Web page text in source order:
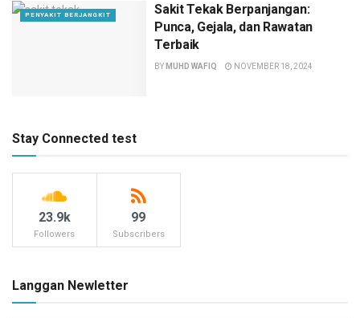
PENYAKIT BERJANGKIT
Sakit Tekak Berpanjangan:
Punca, Gejala, dan Rawatan
Terbaik
BY MUHD WAFIQ NOVEMBER 18, 2024
Stay Connected test
23.9k
Followers
99
Subscribers
Langgan Newletter